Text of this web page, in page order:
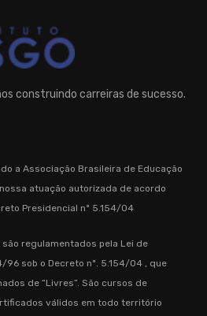
construindo carreiras de sucesso.
a Associação Brasileira de Educação
atuação autorizada de acordo
Presidencial nº 5.154/04
regulamentados pela Lei de
96 sob o Decreto nº. 5.154/04 , que
de “Livres”. São cursos de
válidos em todo território